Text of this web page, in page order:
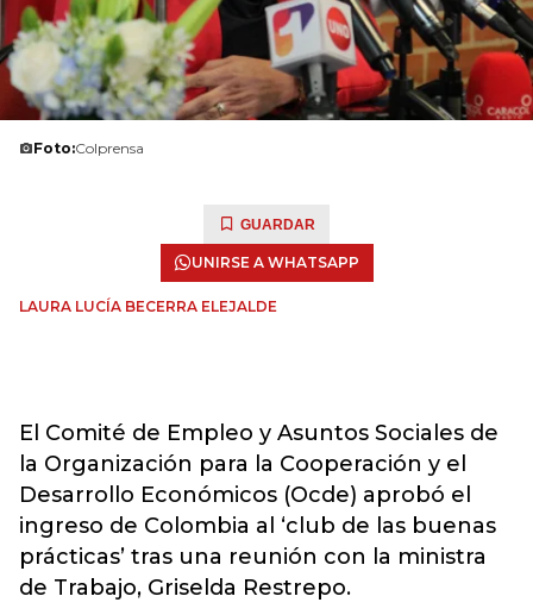
Foto:Colprensa
GUARDAR
UNIRSE A WHATSAPP
LAURA LUCÍA BECERRA ELEJALDE
El Comité de Empleo y Asuntos Sociales de
la Organización para la Cooperación y el
Desarrollo Económicos (Ocde) aprobó el
ingreso de Colombia al ‘club de las buenas
prácticas’ tras una reunión con la ministra
de Trabajo, Griselda Restrepo.